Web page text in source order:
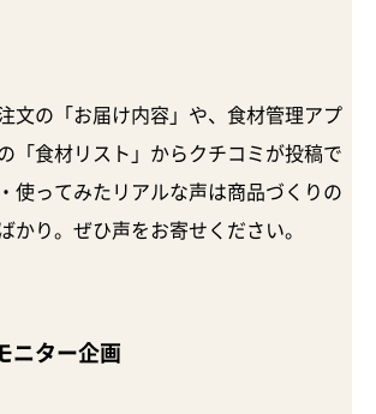
文の「お届け内容」や、食材管理アプ
「食材リスト」からクチコミが投稿で
使ってみたリアルな声は商品づくりの
かり。ぜひ声をお寄せください。
ニター企画